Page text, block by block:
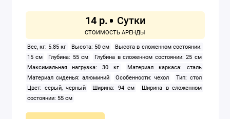
14 р.
Вес, кг: 5.85 кг Высота: 50 см
Высота в сложенном состоянии:
15 см
Глубина: 55 см
Глубина в сложенном состоянии: 25 см
Максимальная нагрузка: 30 кг
Материал каркаса: сталь
Материал сиденья: алюминий
Особенности: чехол
Тип: стол
Цвет: серый, черный
Ширина: 94 см
Ширина в сложенном
состоянии: 55 см